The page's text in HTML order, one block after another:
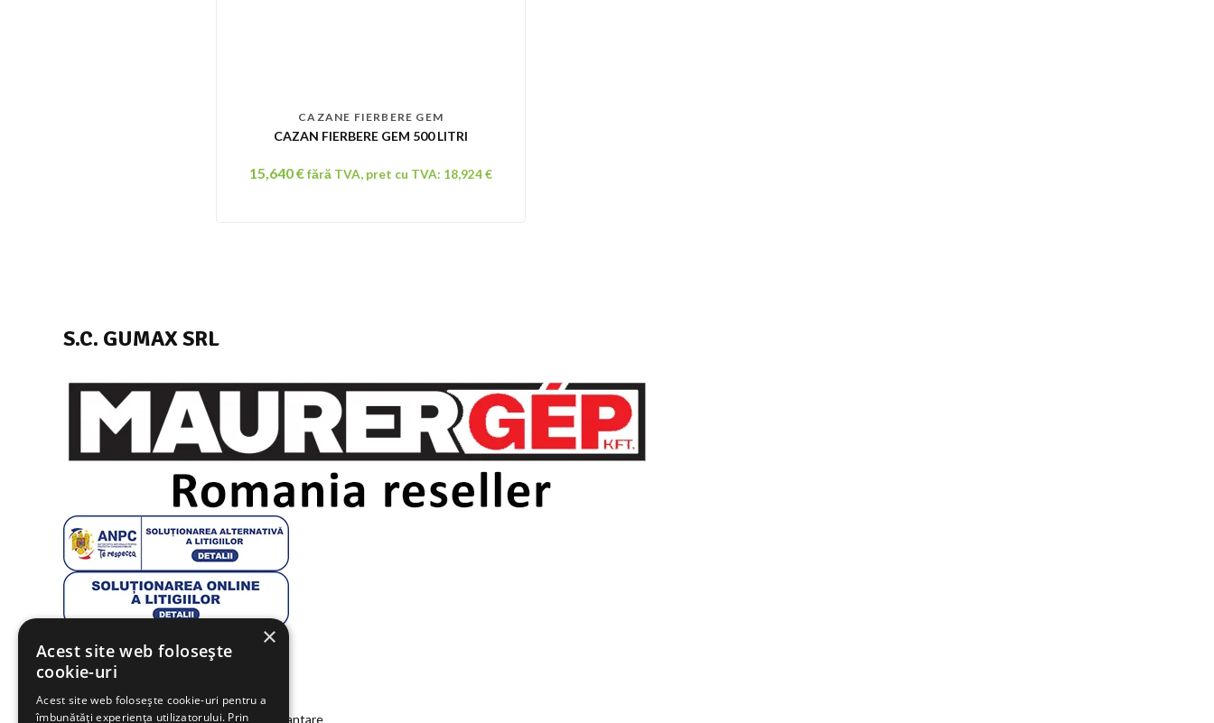
CAZANE FIERBERE GEM
CAZAN FIERBERE GEM 500 LITRI
15,640€fără TVA, pret cu TVA: 18,924€
S.C. GUMAX SRL
Link-uri utile
Despre noi
Programe de finantare
×
Acest site web folosește
cookie-uri
Acest site web folosește cookie-uri pentru a
îmbunătăți experiența utilizatorului. Prin